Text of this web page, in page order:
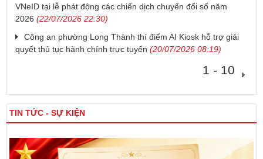
VNeID tại lễ phát động các chiến dịch chuyển đổi số năm
2026 (22/07/2026 22:30)
Công an phường Long Thành thí điểm AI Kiosk hỗ trợ giải
quyết thủ tục hành chính trực tuyến (20/07/2026 08:19)
1 - 10
TIN TỨC - SỰ KIỆN